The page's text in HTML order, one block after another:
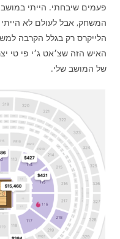
פעמים שיבחתי. הייתי
המשחק, אבל לעולם לא
הלייקרס רק בגלל הקרבה
האיש הזה שצ׳אט ג׳י פי טי
של המושב שלי.